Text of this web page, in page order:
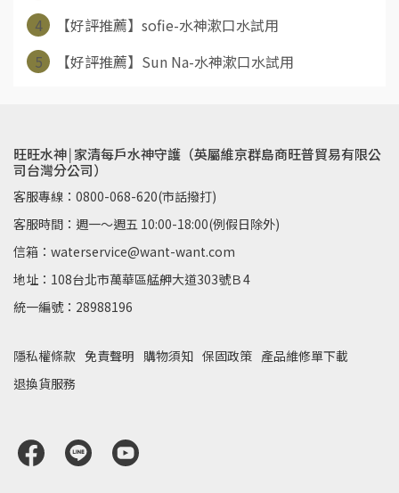
4
【好評推薦】sofie-水神漱口水試用
5
【好評推薦】Sun Na-水神漱口水試用
旺旺水神￨家清每戶水神守護（英屬維京群島商旺普貿易有限公
司台灣分公司）
客服專線：0800-068-620(市話撥打)
客服時間：週一～週五 10:00-18:00(例假日除外)
信箱：waterservice@want-want.com
地址：108台北市萬華區艋舺大道303號Ｂ4
統一編號：28988196
隱私權條款 免責聲明 購物須知 保固政策 產品維修單下載
退換貨服務